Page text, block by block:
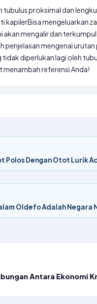
tubulus proksimal dan
kapilerBisamengeluarkan
akan mengalir dan
penjelasan mengenai
diperlukan lagi oleh
menambah referensi Anda!
Polos Dengan Otot Lurik
Oldefo Adalah Negara
Antara Ekonomi